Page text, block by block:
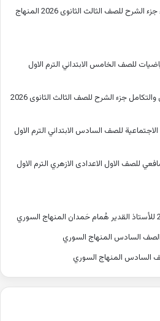
تحميل كتاب الامتحان في الكيمياء جزء الشرح للصف الثالث الثانوى 2026 المنهاج
للصف الخامس الابتدائي الترم الاول
تحميل كتاب المعاصر في التفاضل والتكامل جزء الشرح للصف الثالث الثانوى 2026
للصف السادس الابتدائي الترم الاول
للصف الاول الاعدادى الازهري الترم الاول
السادس المنهاج السوري
السادس المنهاج السوري